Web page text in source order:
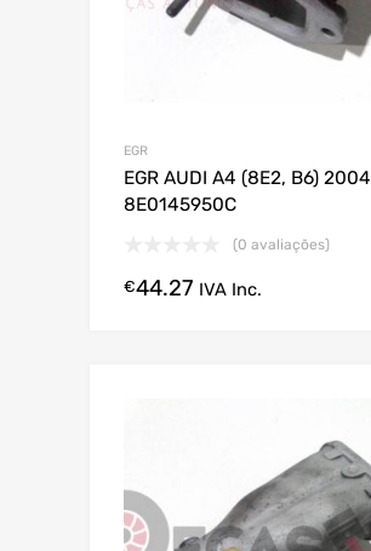
EGR
EGR AUDI A4 (8E2, B6) 2004
8E0145950C
(0 avaliações)
€44.27 IVA Inc.